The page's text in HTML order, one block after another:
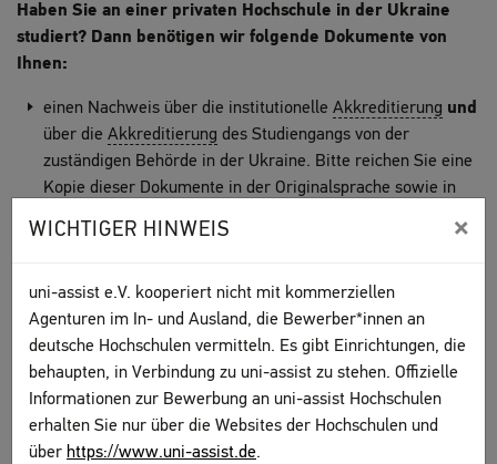
WICHTIGER HINWEIS ×
uni-assist e.V. kooperiert nicht mit kommerziellen
Agenturen im In- und Ausland, die Bewerber*innen an
deutsche Hochschulen vermitteln. Es gibt Einrichtungen, die
behaupten, in Verbindung zu uni-assist zu stehen. Offizielle
Informationen zur Bewerbung an uni-assist Hochschulen
erhalten Sie nur über die Websites der Hochschulen und
über https://www.uni-assist.de.
Haben Sie an einer privaten Hochschule in der Ukraine
studiert? Dann benötigen wir folgende Dokumente von
Ihnen:
einen Nachweis über die institutionelle Akkreditierung und
über die Akkreditierung des Studiengangs von der
zuständigen Behörde in der Ukraine. Bitte reichen Sie eine
Kopie dieser Dokumente in der Originalsprache sowie in
Der Nachweis muss dieFachrichtungund den erworbenen
Abschluss enthalten.
Eine Lizenzierung ist nicht ausreichend.
Haben Sie ein Schulabschlusszeugnis („Svidoctvo pro
zdobuttja povnoji zahal'noji seredn'oji osvity") erworben?
Dann benötigen wir folgende Dokumente von Ihnen: